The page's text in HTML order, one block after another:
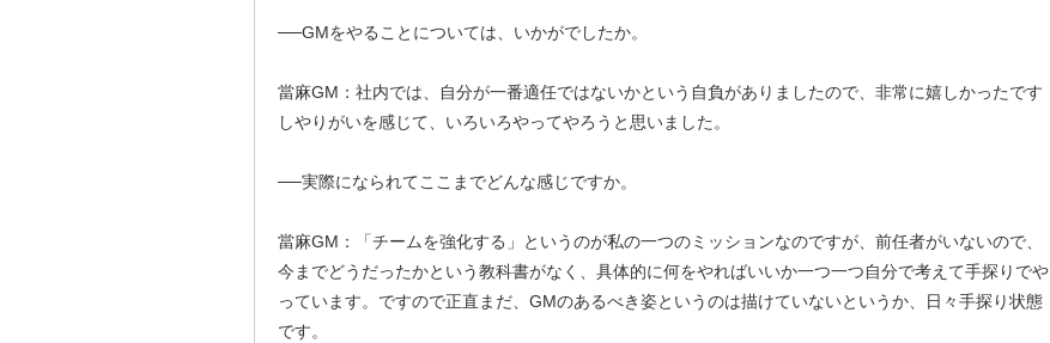
──GMをやることについては、いかがでしたか。
當麻GM：社内では、自分が一番適任ではないかという自負がありましたので、非常に嬉しかったです
しやりがいを感じて、いろいろやってやろうと思いました。
──実際になられてここまでどんな感じですか。
當麻GM：「チームを強化する」というのが私の一つのミッションなのですが、前任者がいないので、
今までどうだったかという教科書がなく、具体的に何をやればいいか一つ一つ自分で考えて手探りでや
っています。ですので正直まだ、GMのあるべき姿というのは描けていないというか、日々手探り状態
です。